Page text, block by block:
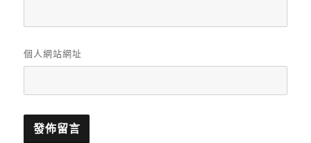
個人網站網址